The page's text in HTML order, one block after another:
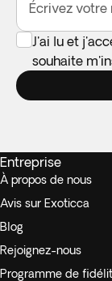
Écrivez votre
J'ai lu et
souhaite
Entreprise
À propos de nous
Avis sur Exoticca
Blog
Rejoignez-nous
Programme de